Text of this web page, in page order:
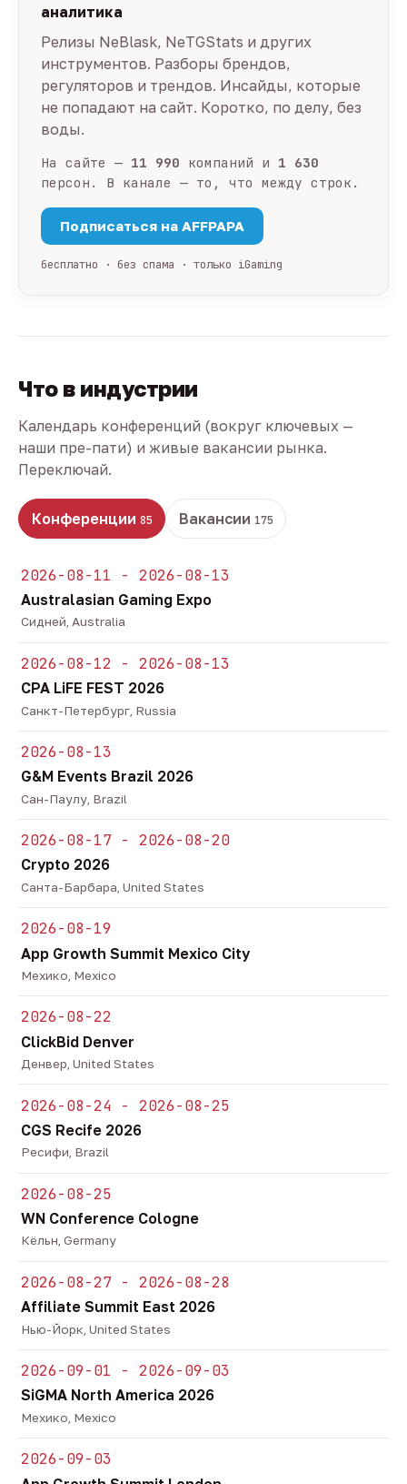
аналитика
Релизы NeBlask, NeTGStats и других
инструментов. Разборы брендов,
регуляторов и трендов. Инсайды, которые
не попадают на сайт. Коротко, по делу, без
воды.
На сайте — 11 990 компаний и 1 630
персон. В канале — то, что между строк.
Подписаться на AFFPAPA
бесплатно · без спама · только iGaming
Что в индустрии
Календарь конференций (вокруг ключевых —
наши пре-пати) и живые вакансии рынка.
Переключай.
Конференции 85 Вакансии 175
2026-08-11 - 2026-08-13
Australasian Gaming Expo
Сидней, Australia
2026-08-12 - 2026-08-13
CPA LiFE FEST 2026
Санкт-Петербург, Russia
2026-08-13
G&M Events Brazil 2026
Сан-Паулу, Brazil
2026-08-17 - 2026-08-20
Crypto 2026
Санта-Барбара, United States
2026-08-19
App Growth Summit Mexico City
Мехико, Mexico
2026-08-22
ClickBid Denver
Денвер, United States
2026-08-24 - 2026-08-25
CGS Recife 2026
Ресифи, Brazil
2026-08-25
WN Conference Cologne
Кёльн, Germany
2026-08-27 - 2026-08-28
Affiliate Summit East 2026
Нью-Йорк, United States
2026-09-01 - 2026-09-03
SiGMA North America 2026
Мехико, Mexico
2026-09-03